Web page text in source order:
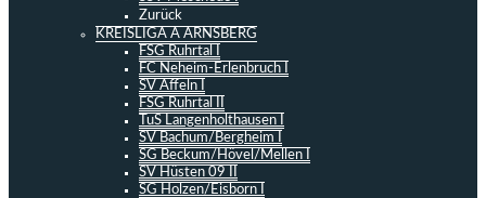
Zurück
KREISLIGA A ARNSBERG
FSG Ruhrtal I
FC Neheim-Erlenbruch I
SV Affeln I
FSG Ruhrtal II
TuS Langenholthausen I
SV Bachum/Bergheim I
SG Beckum/Hövel/Mellen I
SV Hüsten 09 II
SG Holzen/Eisborn I